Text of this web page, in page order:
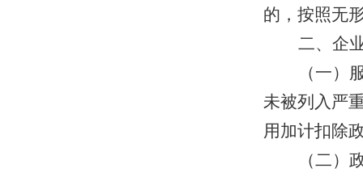
的，按照无
二、企
（一）
未被列入严
用加计扣除
（二）